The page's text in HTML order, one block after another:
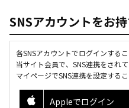
SNSアカウントをお
各SNSアカウントでログインするこ
当サイト会員で、SNS連携をされ
マイページでSNS連携を設定するこ
Appleでログイン